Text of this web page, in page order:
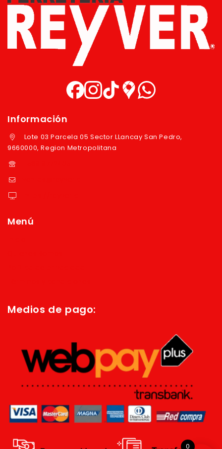
Información
Lote 03 Parcela 05 Sector LLancay San Pedro,
9660000, Region Metropolitana
Menú
Medios de pago:
0